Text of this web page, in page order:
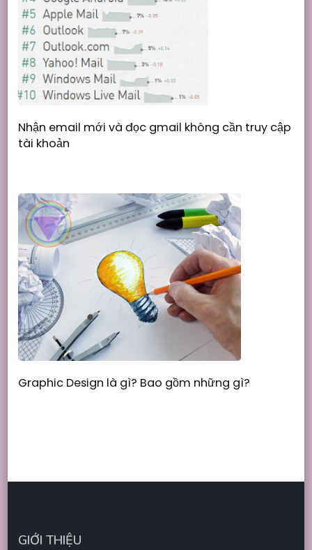
Nhận email mới và đọc gmail không cần truy cập
tài khoản
Graphic Design là gì? Bao gồm những gì?
GIỚI THIỆU